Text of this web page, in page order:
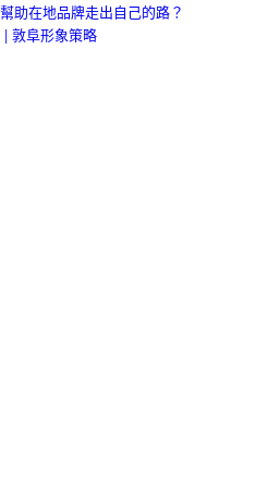
助在地品牌走出自己的路？
敦阜形象策略